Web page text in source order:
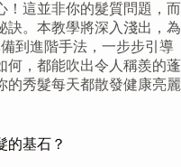
！這並非你的髮質問題，而
訣。本教學將深入淺出，為
到進階手法，一步步引導
何，都能吹出令人稱羨的蓬
的秀髮每天都散發健康亮麗
的基石？